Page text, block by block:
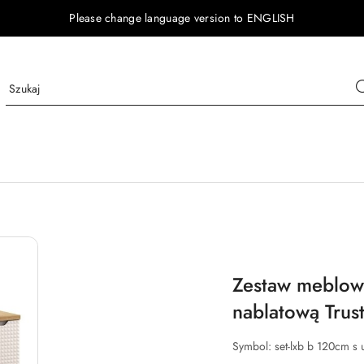
Please change language version to ENGLISH
Zestaw
nablatową Trust
Symbol: set-lxb b 120cm s